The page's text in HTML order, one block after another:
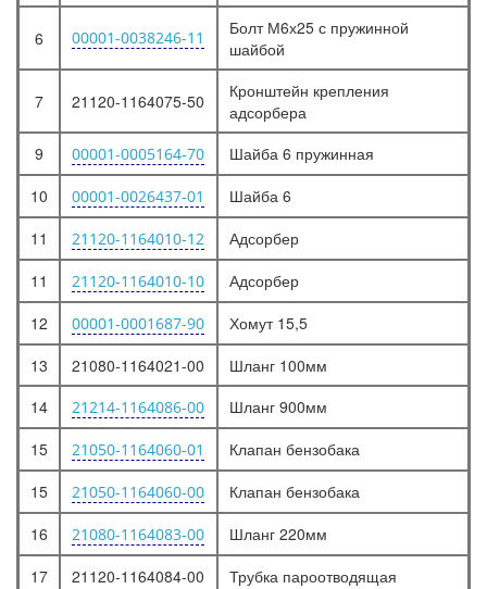
6 00001-0038246-11
Болт М6х25 с пружинной
шайбой
7 21120-1164075-50
Кронштейн крепления
адсорбера
9
00001-0005164-70
Шайба 6 пружинная
10
00001-0026437-01
Шайба 6
11
21120-1164010-12
Адсорбер
11
21120-1164010-10
Адсорбер
12
00001-0001687-90
Хомут 15,5
13
21080-1164021-00
Шланг 100мм
14
21214-1164086-00
Шланг 900мм
15
21050-1164060-01
Клапан бензобака
15
21050-1164060-00
Клапан бензобака
16
21080-1164083-00
Шланг 220мм
17
21120-1164084-00
Трубка пароотводящая